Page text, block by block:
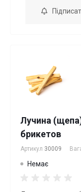
Лучина
брикетов
Артикул 30009
Немає